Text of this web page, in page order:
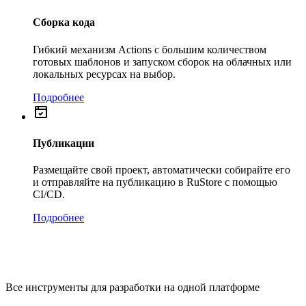
Сборка кода
Гибкий механизм Actions с большим количеством
готовых шаблонов и запуском сборок на облачных или
локальных ресурсах на выбор.
Подробнее
Публикации
Размещайте свой проект, автоматически собирайте его
и отправляйте на публикацию в RuStore с помощью
CI/CD.
Подробнее
Все инструменты для разработки на одной платформе